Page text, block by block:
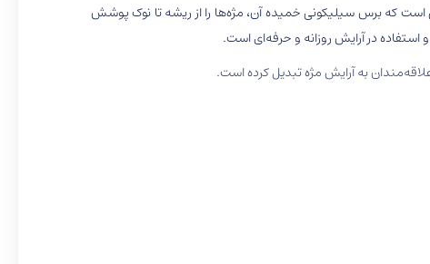
که برس سیلیکونی خمیده آن، مژه‌ها را از ریشه تا نوک پوشش
در آرایش روزانه و حرفه‌ای است.
به آرایش مژه تبدیل کرده است.